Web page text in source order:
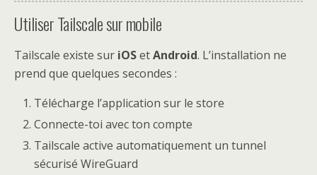
Utiliser Tailscale sur mobile
Tailscale existe sur iOSetAndroid. L’installation ne
prend que quelques secondes :
Télécharge l’application sur le store
Connecte-toi avec ton compte
Tailscale active automatiquement un tunnel
sécurisé WireGuard